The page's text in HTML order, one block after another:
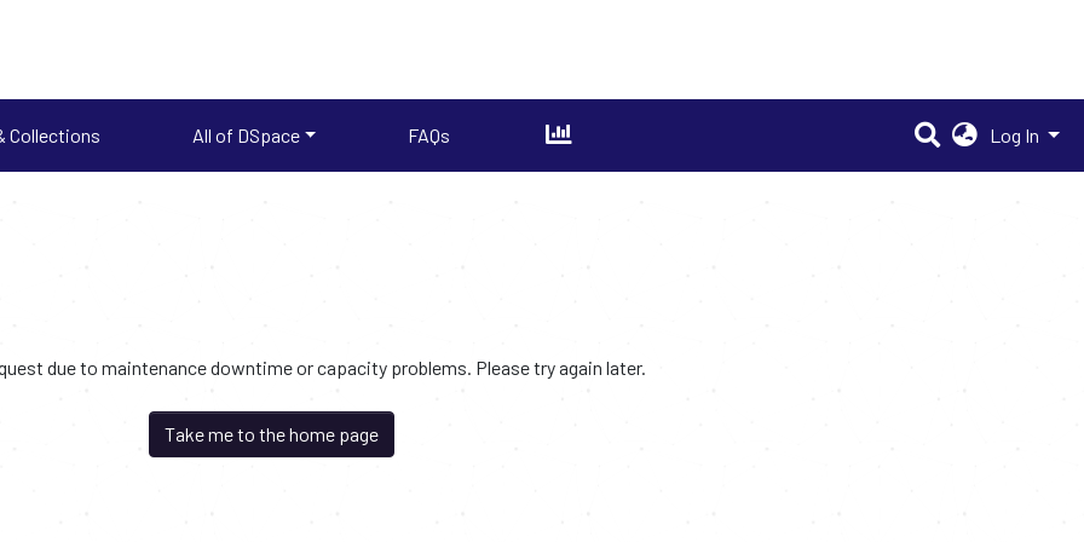
Collections All of DSpace FAQs Log In
due to maintenance downtime or capacity problems. Please try again later.
Take me to the home page